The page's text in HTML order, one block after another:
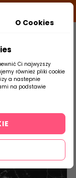
Szukaj
produktu
Cerrad
O Cookies
Ci najwyższy
również pliki cookie
a nastepnie
na podstawie